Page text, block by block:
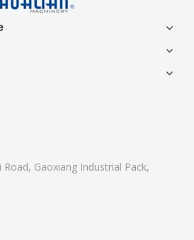
Gaoxiang Industrial Pack,